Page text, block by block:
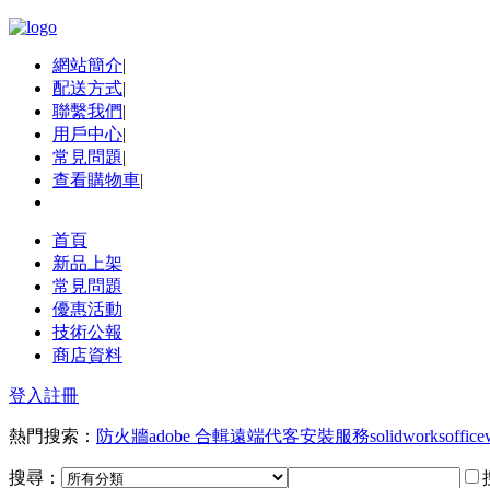
網站簡介|
配送方式|
聯繫我們|
用戶中心|
常見問題|
查看購物車|
首頁
新品上架
常見問題
優惠活動
技術公報
商店資料
登入註冊
熱門搜索： 防火牆adobe 合輯遠端代客安裝服務solidworksoffice
搜尋：